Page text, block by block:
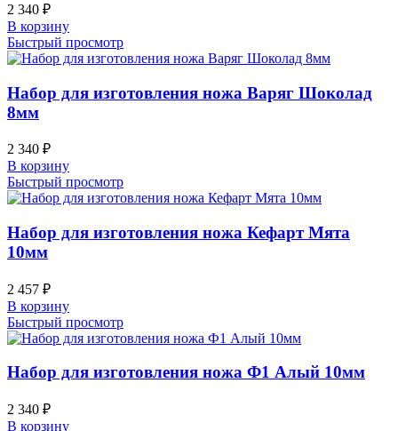
2 340 ₽
В корзину
Быстрый просмотр
Набор для изготовления ножа Варяг Шоколад
8мм
2 340 ₽
В корзину
Быстрый просмотр
Набор для изготовления ножа Кефарт Мята
10мм
2 457 ₽
В корзину
Быстрый просмотр
Набор для изготовления ножа Ф1 Алый 10мм
2 340 ₽
В корзину